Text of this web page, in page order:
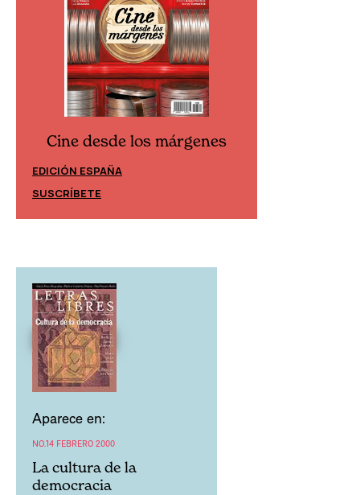
Cine desde los márgenes
EDICIÓN ESPAÑA
SUSCRÍBETE
Aparece en:
NO.14 FEBRERO 2000
La cultura de la
democracia